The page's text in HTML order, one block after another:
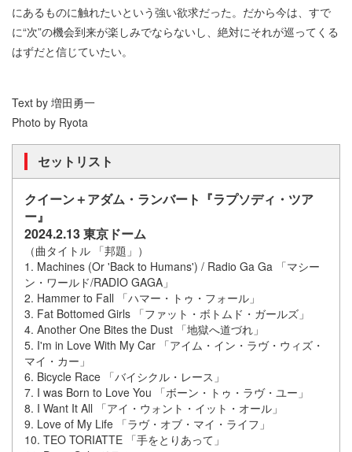
にあるものに触れたいという強い欲求だった。だから今は、すで
に“次”の機会到来が楽しみでならないし、絶対にそれが巡ってくる
はずだと信じていたい。
Text by 増田勇一
Photo by Ryota
セットリスト
クイーン＋アダム・ランバート 『ラプソディ・ツア
ー』​
2024.2.13 東京ドーム
（曲タイトル 「邦題」）
1. Machines (Or 'Back to Humans') / Radio Ga Ga 「マシー
ン・ワールド/RADIO GAGA」
2. Hammer to Fall 「ハマー・トゥ・フォール」
3. Fat Bottomed Girls 「ファット・ボトムド・ガールズ」
4. Another One Bites the Dust 「地獄へ道づれ」
5. I'm in Love With My Car 「アイム・イン・ラヴ・ウィズ・
マイ・カー」
6. Bicycle Race 「バイシクル・レース」
7. I was Born to Love You 「ボーン・トゥ・ラヴ・ユー」
8. I Want It All 「アイ・ウォント・イット・オール」
9. Love of My Life 「ラヴ・オブ・マイ・ライフ」
10. TEO TORIATTE 「手をとりあって」